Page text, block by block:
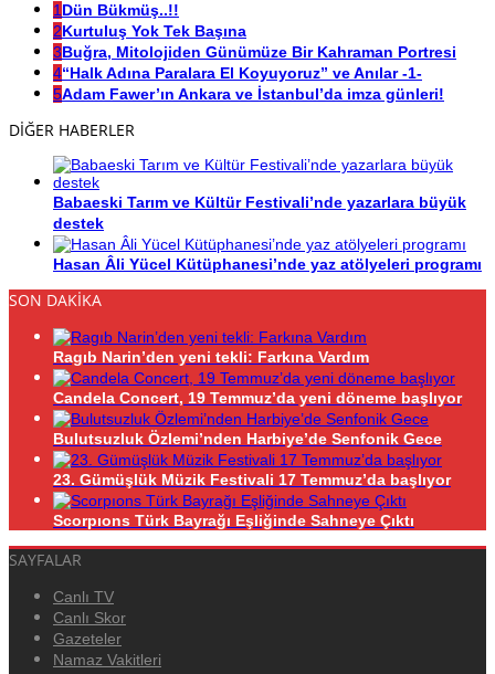
1Dün Bükmüş..!!
2Kurtuluş Yok Tek Başına
3Buğra, Mitolojiden Günümüze Bir Kahraman Portresi
4“Halk Adına Paralara El Koyuyoruz” ve Anılar -1-
5Adam Fawer’ın Ankara ve İstanbul’da imza günleri!
DİĞER HABERLER
Babaeski Tarım ve Kültür Festivali’nde yazarlara büyük
destek
Hasan Âli Yücel Kütüphanesi’nde yaz atölyeleri programı
SON DAKİKA
Ragıb Narin’den yeni tekli: Farkına Vardım
Candela Concert, 19 Temmuz’da yeni döneme başlıyor
Bulutsuzluk Özlemi’nden Harbiye’de Senfonik Gece
23. Gümüşlük Müzik Festivali 17 Temmuz’da başlıyor
Scorpıons Türk Bayrağı Eşliğinde Sahneye Çıktı
SAYFALAR
Canlı TV
Canlı Skor
Gazeteler
Namaz Vakitleri